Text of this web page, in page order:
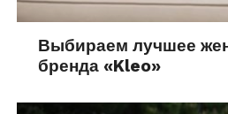
Выбираем лучшее
бренда «Kleo»